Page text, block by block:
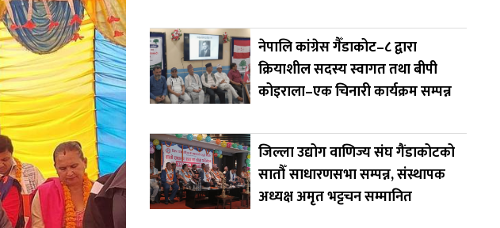
नेपालि कांग्रेस गैँडाकोट–८ द्वारा
क्रियाशील सदस्य स्वागत तथा बीपी
कोइराला–एक चिनारी कार्यक्रम सम्पन्न
जिल्ला उद्योग वाणिज्य संघ गैंडाकोटको
सातौँ साधारणसभा सम्पन्न, संस्थापक
अध्यक्ष अमृत भट्टचन सम्मानित